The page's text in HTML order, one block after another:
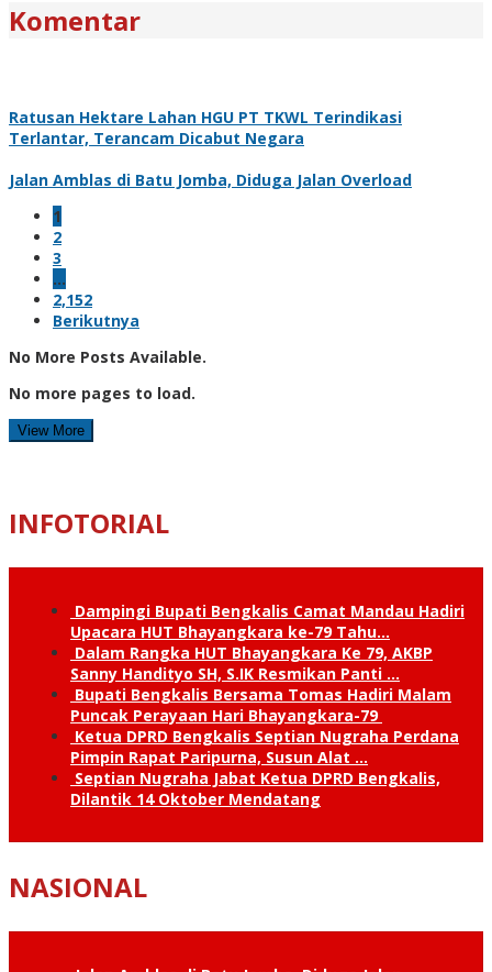
Komentar
Ratusan Hektare Lahan HGU PT TKWL Terindikasi
Terlantar, Terancam Dicabut Negara
Jalan Amblas di Batu Jomba, Diduga Jalan Overload
1
2
3
…
2,152
Berikutnya
No More Posts Available.
No more pages to load.
View More
INFOTORIAL
Dampingi Bupati Bengkalis Camat Mandau Hadiri
Upacara HUT Bhayangkara ke-79 Tahu…
Dalam Rangka HUT Bhayangkara Ke 79, AKBP
Sanny Handityo SH, S.IK Resmikan Panti …
Bupati Bengkalis Bersama Tomas Hadiri Malam
Puncak Perayaan Hari Bhayangkara-79
Ketua DPRD Bengkalis Septian Nugraha Perdana
Pimpin Rapat Paripurna, Susun Alat …
Septian Nugraha Jabat Ketua DPRD Bengkalis,
Dilantik 14 Oktober Mendatang
NASIONAL